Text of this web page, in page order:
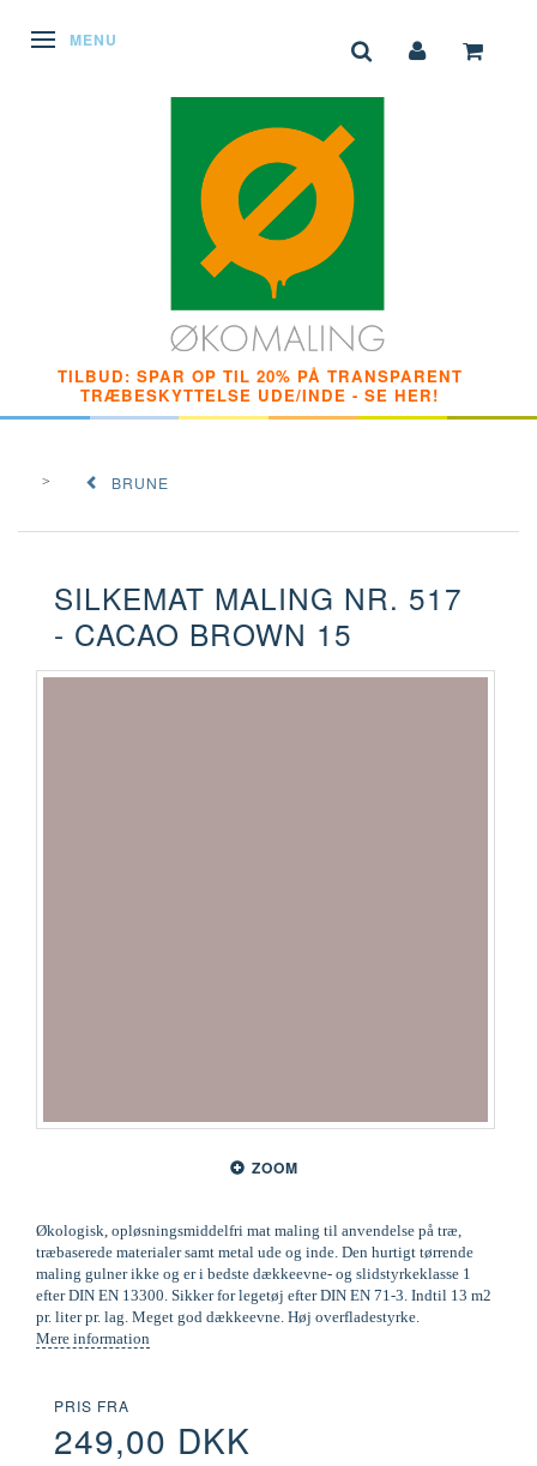
SKIFTE NAVIGATION
MENU
TILBUD: SPAR OP TIL 20% PÅ TRANSPARENT
TRÆBESKYTTELSE UDE/INDE - SE HER!
BRUNE
SILKEMAT MALING NR. 517
- CACAO BROWN 15
ZOOM
Økologisk, opløsningsmiddelfri mat maling til anvendelse på træ,
træbaserede materialer samt metal ude og inde. Den hurtigt tørrende
maling gulner ikke og er i bedste dækkeevne- og slidstyrkeklasse 1
efter DIN EN 13300. Sikker for legetøj efter DIN EN 71-3. Indtil 13 m2
pr. liter pr. lag. Meget god dækkeevne. Høj overfladestyrke.
Mere information
PRIS FRA
249,00 DKK